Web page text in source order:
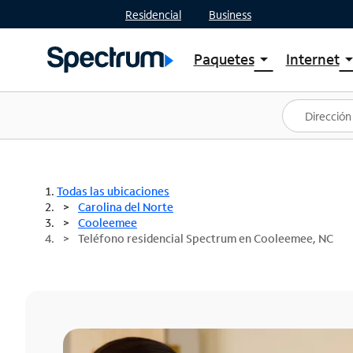
Residencial Business
Paquetesarrow_drop_down
Ver paquetes
Spectrum One
Mejores ofertas
Internetarrow_drop_down
Planes
Todas las ubicaciones
Carolina del Norte
Cooleemee
Teléfono residencial Spectrum en Cooleemee, NC